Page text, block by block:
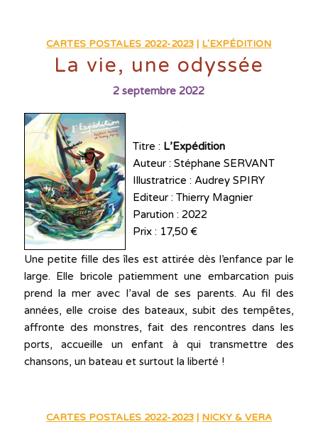
CARTES POSTALES 2022-2023 L'EXPÉDITION
La vie, une odyssée
2 septembre 2022
Titre : L’Expédition
Auteur : Stéphane SERVANT
Illustratrice : Audrey SPIRY
Editeur : Thierry Magnier
Parution : 2022
Prix : 17,50 €
Une petite fille des îles est attirée dès l’enfance par le
large. Elle bricole patiemment une embarcation puis
prend la mer avec l’aval de ses parents. Au fil des
années, elle croise des bateaux, subit des tempêtes,
affronte des monstres, fait des rencontres dans les
ports, accueille un enfant à qui transmettre des
chansons, un bateau et surtout la liberté !
CARTES POSTALES 2022-2023| NICKY & VERA